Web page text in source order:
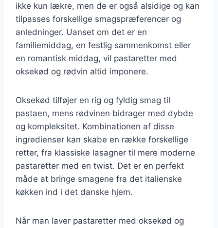
ikke kun lækre, men de er også alsidige og kan
tilpasses forskellige smagspræferencer og
anledninger. Uanset om det er en
familiemiddag, en festlig sammenkomst eller
en romantisk middag, vil pastaretter med
oksekød og rødvin altid imponere.
Oksekød tilføjer en rig og fyldig smag til
pastaen, mens rødvinen bidrager med dybde
og kompleksitet. Kombinationen af disse
ingredienser kan skabe en række forskellige
retter, fra klassiske lasagner til mere moderne
pastaretter med en twist. Det er en perfekt
måde at bringe smagene fra det italienske
køkken ind i det danske hjem.
Når man laver pastaretter med oksekød og